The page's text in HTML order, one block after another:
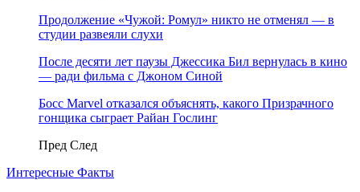
Продолжение «Чужой: Ромул» никто не отменял — в
студии развеяли слухи
После десяти лет паузы Джессика Бил вернулась в кино
— ради фильма с Джоном Синой
Босс Marvel отказался объяснять, какого Призрачного
гонщика сыграет Райан Гослинг
Пред След
Интересные Факты